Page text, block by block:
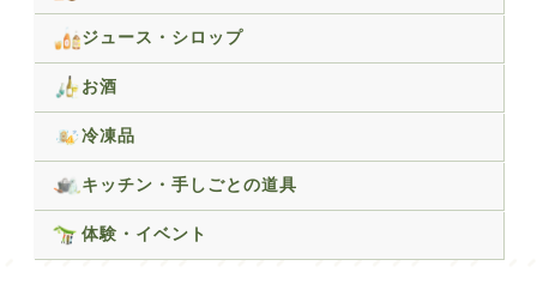
ジュース・シロップ
お酒
冷凍品
キッチン・手しごとの道具
体験・イベント